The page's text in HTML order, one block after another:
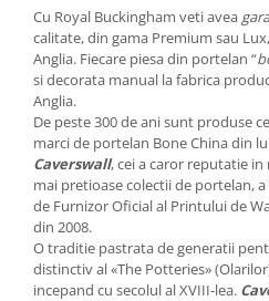
CELESTIAL GOLD
NATURE
CHINOISERIE WHITE
JASPER CONRAN WHITE
GILDED MUSE
WONDERLUST
MORRIS&AMP;CO
KINGSLEY
SERENDIPITY GOLD
SERENDIPITY PLATINUM
Cu Royal Buckingham veti avea
calitate, din gama Premium sau
Anglia. Fiecare piesa din portelan “
si decorata manual la fabrica
Anglia.
De peste 300 de ani sunt produse
marci de portelan Bone China din
Caverswall, cei a caror reputatie
mai pretioase colectii de portelan,
de Furnizor Oficial al Printului de
din 2008.
O traditie pastrata de generatii
distinctiv al «The Potteries»
incepand cu secolul al XVIII-lea.